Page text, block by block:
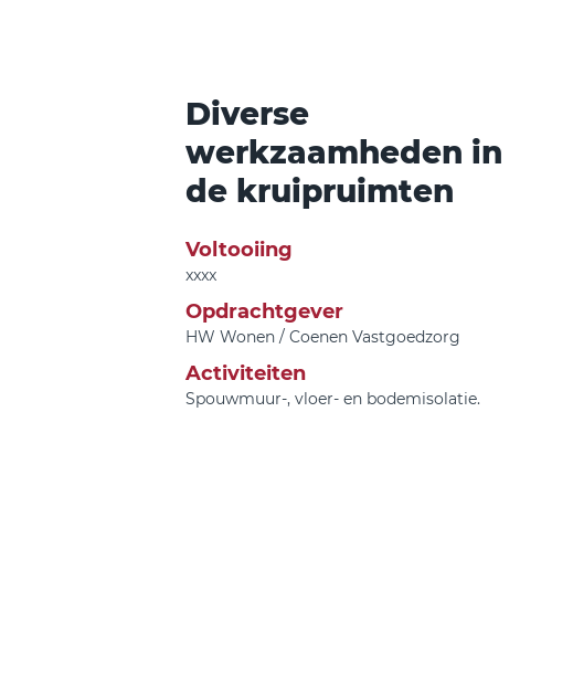
Diverse
werkzaamheden in
de kruipruimten
Voltooiing
xxxx
Opdrachtgever
HW Wonen / Coenen Vastgoedzorg
Activiteiten
Spouwmuur-, vloer- en bodemisolatie.